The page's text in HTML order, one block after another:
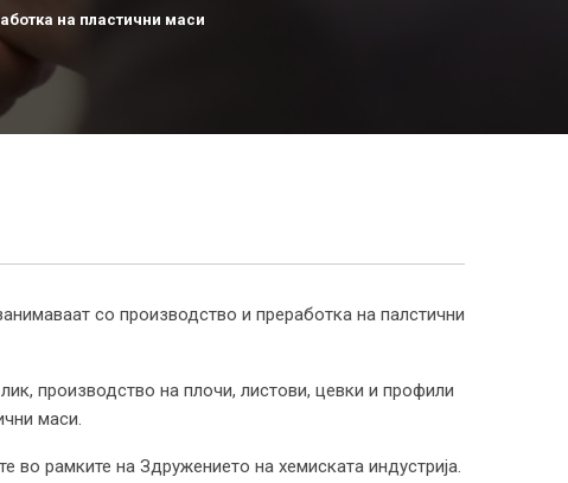
на пластични маси
со производство и преработка на палстични
производство на плочи, листови, цевки и профили
маси.
во рамките на Здружението на хемиската индустрија.